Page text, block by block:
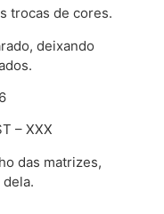
trocas de cores.
deixando
– XXX
das matrizes,